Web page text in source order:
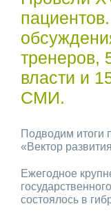
тренеров,
власти и
СМИ.
Подводим итоги
«Вектор
Ежегодное
состоялось в